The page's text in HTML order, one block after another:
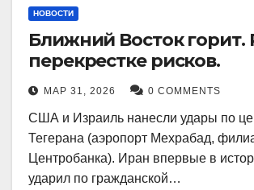
НОВОСТИ
Ближний Восток горит.
перекрестке рисков.
МАР 31, 2026 0 COMMENTS
США и Израиль нанесли удары по
Тегерана (аэропорт Мехрабад,
Центробанка). Иран впервые в
ударил по гражданской…